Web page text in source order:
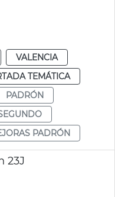
VALENCIA
TEMÁTICA
PADRÓN
PADRÓN
23J